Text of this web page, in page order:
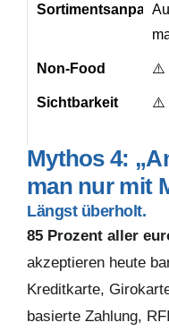
Non-Food ⚠️
Sichtbarkeit ⚠️
Mythos 4:
man nur mit
Längst überholt.
85 Prozent aller
akzeptieren heute
Kreditkarte,
basierte Zahlung,